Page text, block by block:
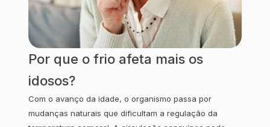
Por que o frio afeta mais os
idosos?
Com o avanço da idade, o organismo passa por
mudanças naturais que dificultam a regulação da